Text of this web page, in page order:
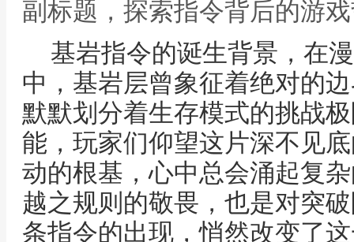
副标题，探索指令背后的游
基岩指令的诞生背景，在
中，基岩层曾象征着绝对的
默默划分着生存模式的挑战
能，玩家们仰望这片深不见
动的根基，心中总会涌起复
越之规则的敬畏，也是对突
条指令的出现，悄然改变了